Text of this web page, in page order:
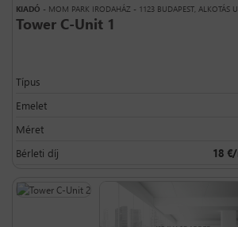
KIADÓ - MOM PARK IRODAHÁZ - 1123 BUDAPEST, ALKOTÁS
Tower C-Unit 1
Típus
Emelet
Méret
Bérleti díj 18